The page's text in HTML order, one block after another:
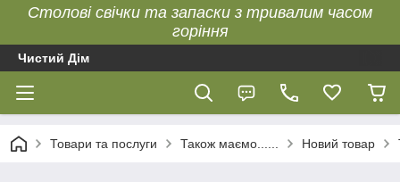
Столові свічки та запаски з тривалим часом
горіння
Чистий Дім
Товари та послуги Також маємо...... Новий товар